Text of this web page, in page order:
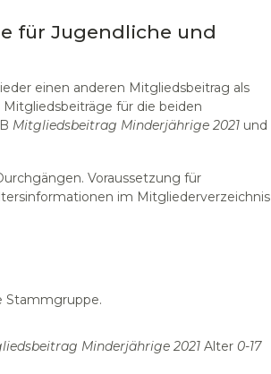
für Jugendliche und
einen anderen Mitgliedsbeitrag als
für die beiden
Mitgliedsbeitrag Minderjährige 2021und
Voraussetzung für
im Mitgliederverzeichnis
Stammgruppe.
Minderjährige 2021Alter 0-17